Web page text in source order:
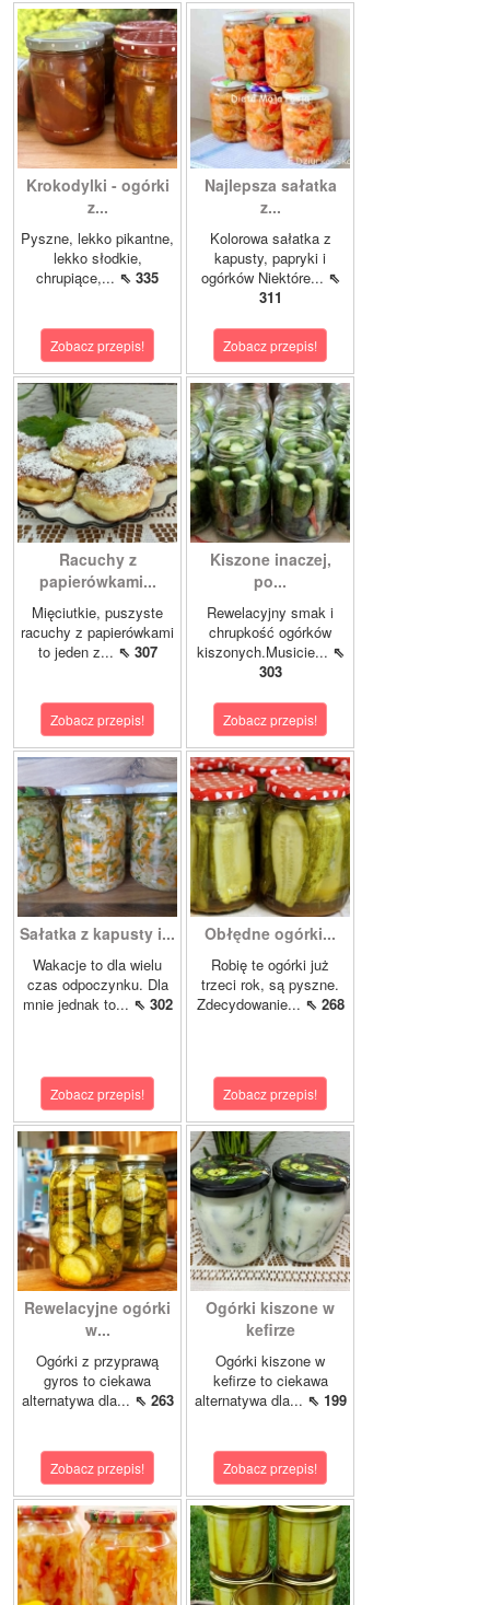
Krokodylki - ogórki
z...
Pyszne, lekko pikantne,
lekko słodkie,
chrupiące,... ⇖ 335
Zobacz przepis!
Najlepsza sałatka
z...
Kolorowa sałatka z
kapusty, papryki i
ogórków Niektóre... ⇖
311
Zobacz przepis!
Racuchy z
papierówkami...
Mięciutkie, puszyste
racuchy z papierówkami
to jeden z... ⇖ 307
Zobacz przepis!
Kiszone inaczej,
po...
Rewelacyjny smak i
chrupkość ogórków
kiszonych.Musicie... ⇖
303
Zobacz przepis!
Sałatka z kapusty i...
Wakacje to dla wielu
czas odpoczynku. Dla
mnie jednak to... ⇖ 302
Zobacz przepis!
Obłędne ogórki...
Robię te ogórki już
trzeci rok, są pyszne.
Zdecydowanie... ⇖ 268
Zobacz przepis!
Rewelacyjne ogórki
w...
Ogórki z przyprawą
gyros to ciekawa
alternatywa dla... ⇖ 263
Zobacz przepis!
Ogórki kiszone w
kefirze
Ogórki kiszone w
kefirze to ciekawa
alternatywa dla... ⇖ 199
Zobacz przepis!